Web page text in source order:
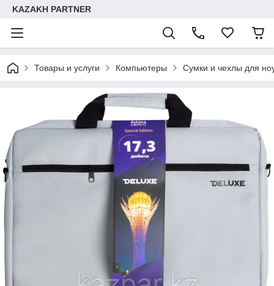
KAZAKH PARTNER
Товары и услуги Компьютеры Сумки и чехлы для